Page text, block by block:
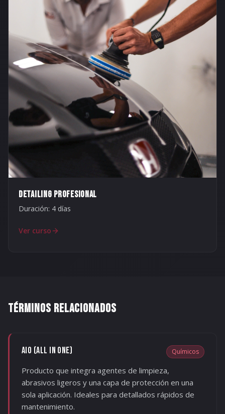
DETAILING PROFESIONAL
Duración: 4 días
Ver curso
TÉRMINOS RELACIONADOS
AIO (ALL IN ONE) Químicos
Producto que integra agentes de limpieza,
abrasivos ligeros y una capa de protección en una
sola aplicación. Ideales para detallados rápidos de
mantenimiento.